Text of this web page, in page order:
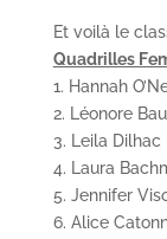
Et voilà le
Quadrilles
1. Hannah
2. Léonore
3. Leila Dilhac
4. Laura
5. Jennifer
6. Alice